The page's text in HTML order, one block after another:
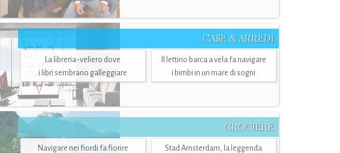
CASE & ARREDI
La libreria-veliero dove
i libri sembrano galleggiare
Il lettino barca a vela fa navigare
i bimbi in un mare di sogni
CROCIERE
Navigare nei fiordi fa fiorire
Stad Amsterdam, la leggenda